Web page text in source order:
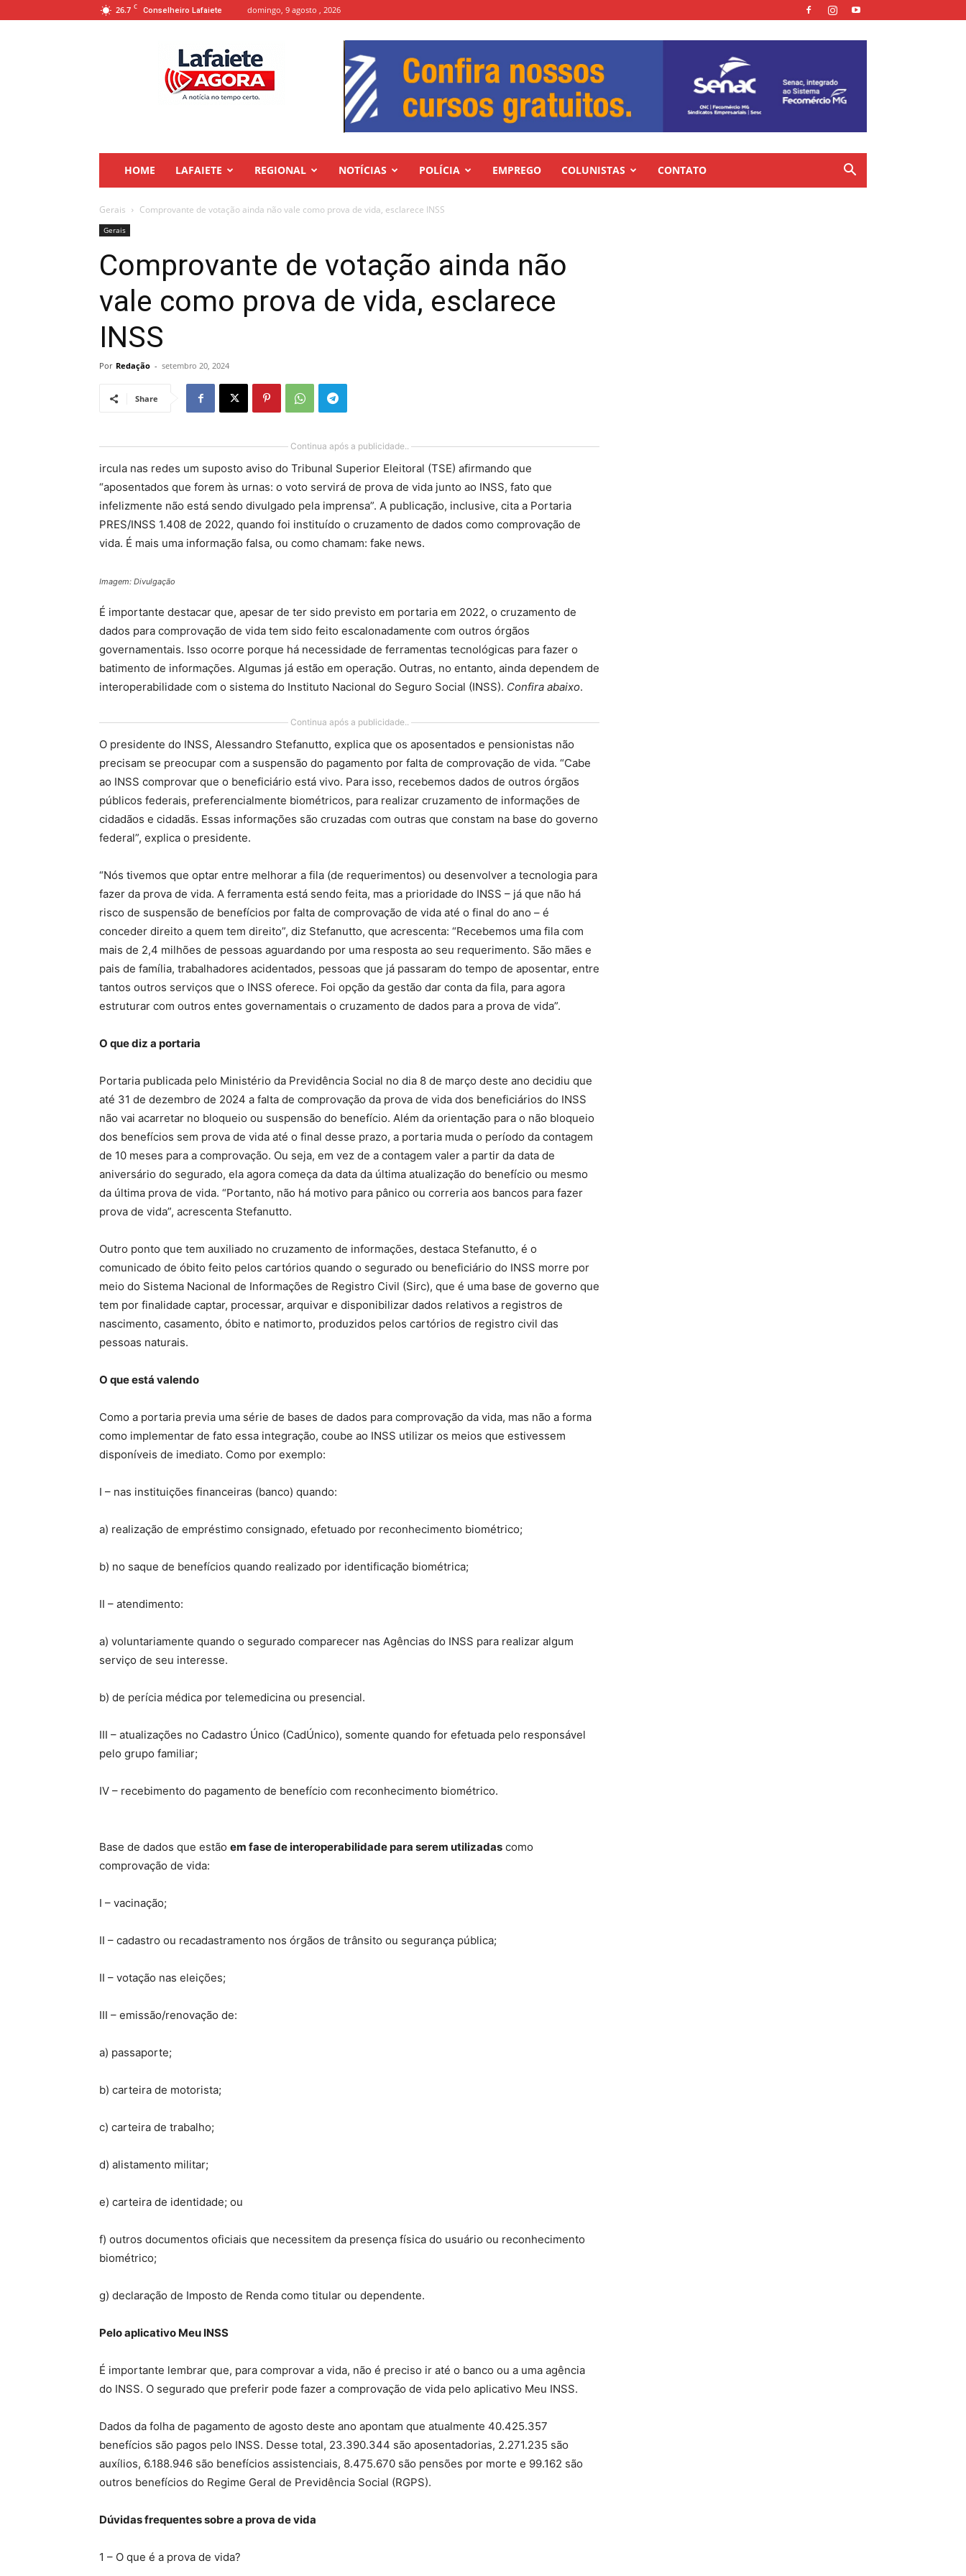
26.7 C Conselheiro Lafaiete domingo, 9 agosto , 2026
HOME LAFAIETE REGIONAL NOTÍCIAS POLÍCIA EMPREGO COLUNISTAS CONTATO
Gerais Comprovante de votação ainda não vale como prova de vida, esclarece INSS
Gerais
Comprovante de votação ainda não
vale como prova de vida, esclarece
INSS
Por Redação - setembro 20, 2024
Share
Continua após a publicidade..
ircula nas redes um suposto aviso do Tribunal Superior Eleitoral (TSE) afirmando que
“aposentados que forem às urnas: o voto servirá de prova de vida junto ao INSS, fato que
infelizmente não está sendo divulgado pela imprensa”. A publicação, inclusive, cita a Portaria
PRES/INSS 1.408 de 2022, quando foi instituído o cruzamento de dados como comprovação de
vida. É mais uma informação falsa, ou como chamam: fake news.
Imagem: Divulgação
É importante destacar que, apesar de ter sido previsto em portaria em 2022, o cruzamento de
dados para comprovação de vida tem sido feito escalonadamente com outros órgãos
governamentais. Isso ocorre porque há necessidade de ferramentas tecnológicas para fazer o
batimento de informações. Algumas já estão em operação. Outras, no entanto, ainda dependem de
interoperabilidade com o sistema do Instituto Nacional do Seguro Social (INSS). Confira abaixo.
Continua após a publicidade..
O presidente do INSS, Alessandro Stefanutto, explica que os aposentados e pensionistas não
precisam se preocupar com a suspensão do pagamento por falta de comprovação de vida. “Cabe
ao INSS comprovar que o beneficiário está vivo. Para isso, recebemos dados de outros órgãos
públicos federais, preferencialmente biométricos, para realizar cruzamento de informações de
cidadãos e cidadãs. Essas informações são cruzadas com outras que constam na base do governo
federal”, explica o presidente.
“Nós tivemos que optar entre melhorar a fila (de requerimentos) ou desenvolver a tecnologia para
fazer da prova de vida. A ferramenta está sendo feita, mas a prioridade do INSS – já que não há
risco de suspensão de benefícios por falta de comprovação de vida até o final do ano – é
conceder direito a quem tem direito”, diz Stefanutto, que acrescenta: “Recebemos uma fila com
mais de 2,4 milhões de pessoas aguardando por uma resposta ao seu requerimento. São mães e
pais de família, trabalhadores acidentados, pessoas que já passaram do tempo de aposentar, entre
tantos outros serviços que o INSS oferece. Foi opção da gestão dar conta da fila, para agora
estruturar com outros entes governamentais o cruzamento de dados para a prova de vida”.
O que diz a portaria
Portaria publicada pelo Ministério da Previdência Social no dia 8 de março deste ano decidiu que
até 31 de dezembro de 2024 a falta de comprovação da prova de vida dos beneficiários do INSS
não vai acarretar no bloqueio ou suspensão do benefício. Além da orientação para o não bloqueio
dos benefícios sem prova de vida até o final desse prazo, a portaria muda o período da contagem
de 10 meses para a comprovação. Ou seja, em vez de a contagem valer a partir da data de
aniversário do segurado, ela agora começa da data da última atualização do benefício ou mesmo
da última prova de vida. “Portanto, não há motivo para pânico ou correria aos bancos para fazer
prova de vida”, acrescenta Stefanutto.
Outro ponto que tem auxiliado no cruzamento de informações, destaca Stefanutto, é o
comunicado de óbito feito pelos cartórios quando o segurado ou beneficiário do INSS morre por
meio do Sistema Nacional de Informações de Registro Civil (Sirc), que é uma base de governo que
tem por finalidade captar, processar, arquivar e disponibilizar dados relativos a registros de
nascimento, casamento, óbito e natimorto, produzidos pelos cartórios de registro civil das
pessoas naturais.
O que está valendo
Como a portaria previa uma série de bases de dados para comprovação da vida, mas não a forma
como implementar de fato essa integração, coube ao INSS utilizar os meios que estivessem
disponíveis de imediato. Como por exemplo:
I – nas instituições financeiras (banco) quando:
a) realização de empréstimo consignado, efetuado por reconhecimento biométrico;
b) no saque de benefícios quando realizado por identificação biométrica;
II – atendimento:
a) voluntariamente quando o segurado comparecer nas Agências do INSS para realizar algum
serviço de seu interesse.
b) de perícia médica por telemedicina ou presencial.
III – atualizações no Cadastro Único (CadÚnico), somente quando for efetuada pelo responsável
pelo grupo familiar;
IV – recebimento do pagamento de benefício com reconhecimento biométrico.
Base de dados que estão em fase de interoperabilidade para serem utilizadas como
comprovação de vida:
I – vacinação;
II – cadastro ou recadastramento nos órgãos de trânsito ou segurança pública;
II – votação nas eleições;
III – emissão/renovação de:
a) passaporte;
b) carteira de motorista;
c) carteira de trabalho;
d) alistamento militar;
e) carteira de identidade; ou
f) outros documentos oficiais que necessitem da presença física do usuário ou reconhecimento
biométrico;
g) declaração de Imposto de Renda como titular ou dependente.
Pelo aplicativo Meu INSS
É importante lembrar que, para comprovar a vida, não é preciso ir até o banco ou a uma agência
do INSS. O segurado que preferir pode fazer a comprovação de vida pelo aplicativo Meu INSS.
Dados da folha de pagamento de agosto deste ano apontam que atualmente 40.425.357
benefícios são pagos pelo INSS. Desse total, 23.390.344 são aposentadorias, 2.271.235 são
auxílios, 6.188.946 são benefícios assistenciais, 8.475.670 são pensões por morte e 99.162 são
outros benefícios do Regime Geral de Previdência Social (RGPS).
Dúvidas frequentes sobre a prova de vida
1 – O que é a prova de vida?